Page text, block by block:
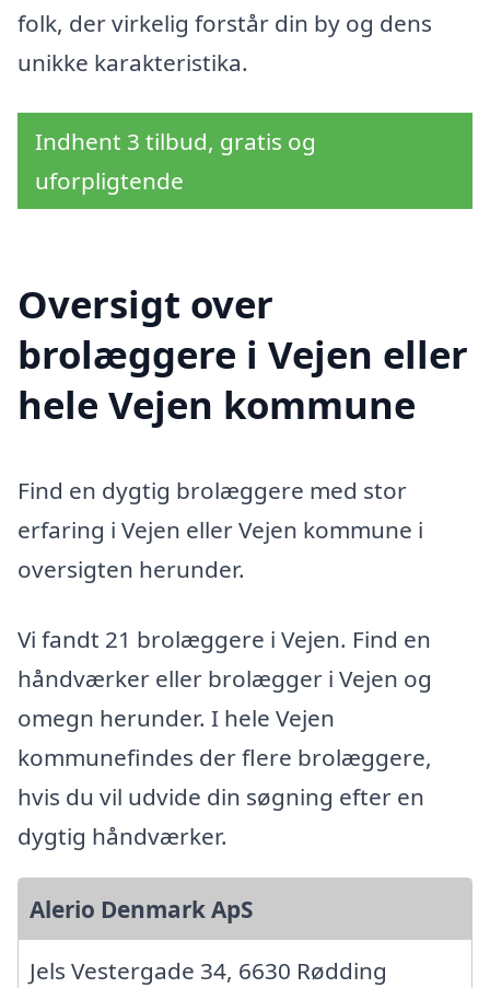
folk, der virkelig forstår din by og dens
unikke karakteristika.
Indhent 3 tilbud, gratis og
uforpligtende
Oversigt over
brolæggere i Vejen eller
hele Vejen kommune
Find en dygtig brolæggere med stor
erfaring i Vejen eller Vejen kommune i
oversigten herunder.
Vi fandt 21 brolæggere i Vejen. Find en
håndværker eller brolægger i Vejen og
omegn herunder. I hele Vejen
kommunefindes der flere brolæggere,
hvis du vil udvide din søgning efter en
dygtig håndværker.
Alerio Denmark ApS
Jels Vestergade 34, 6630 Rødding